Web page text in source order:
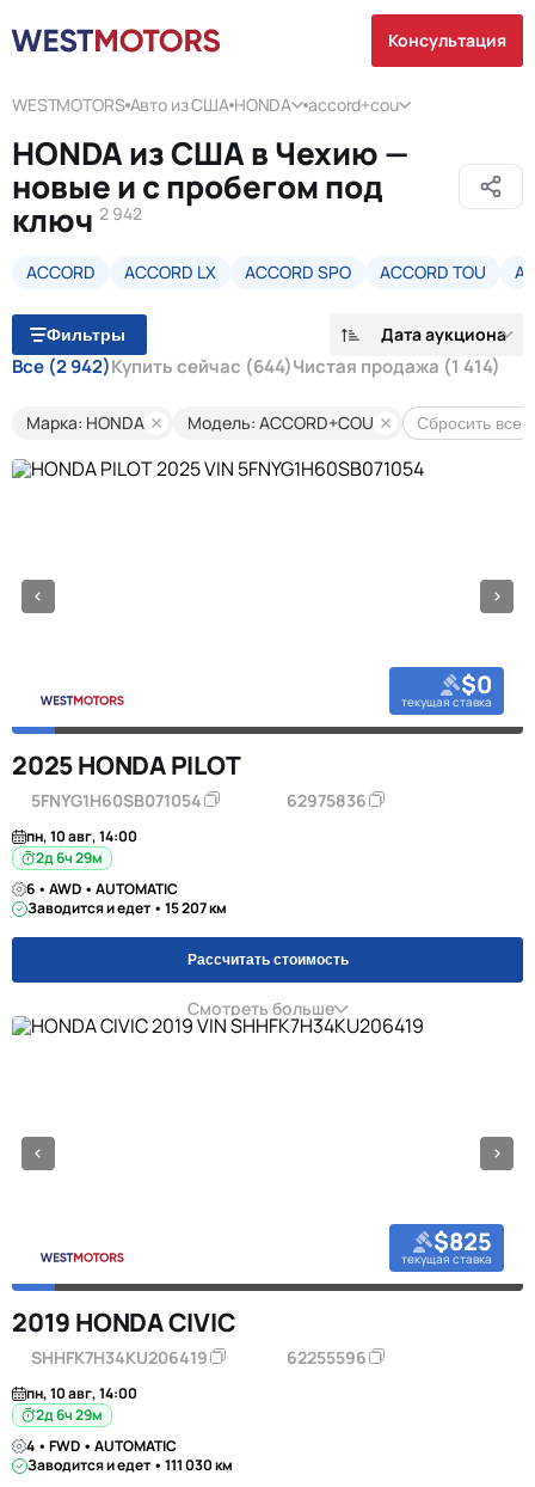
Консультация
WESTMOTORS Авто из США HONDA accord+cou
HONDA из США в Чехию —
новые и с пробегом под
ключ 2 942
ACCORD ACCORD LX ACCORD SPO ACCORD TOU
Фильтры Дата аукциона
Все (2 942)Купить сейчас (644)Чистая продажа (1 414)
Марка: HONDA Модель: ACCORD+COU Сбросить все
$0
текущая ставка
2025 HONDA PILOT
5FNYG1H60SB071054 62975836
пн, 10 авг, 14:00
2д 6ч 29м
6 • AWD • AUTOMATIC
Заводится и едет • 15 207 км
Рассчитать стоимость
Смотреть больше
$825
текущая ставка
2019 HONDA CIVIC
SHHFK7H34KU206419 62255596
пн, 10 авг, 14:00
2д 6ч 29м
4 • FWD • AUTOMATIC
Заводится и едет • 111 030 км